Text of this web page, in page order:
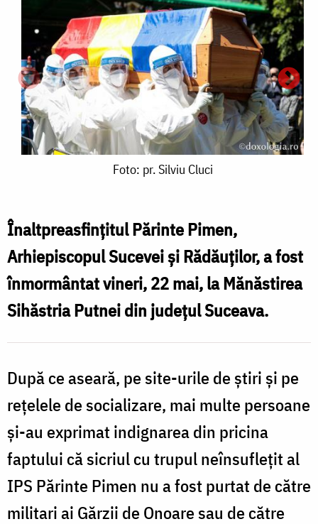
Cluci
Foto: pr. Silviu Cluci
Înaltpreasfințitul Părinte Pimen,
Arhiepiscopul Sucevei și Rădăuților, a fost
înmormântat vineri, 22 mai, la Mănăstirea
Sihăstria Putnei din județul Suceava.
După ce aseară, pe site-urile de știri și pe
rețelele de socializare, mai multe persoane
și-au exprimat indignarea din pricina
faptului că sicriul cu trupul neînsuflețit al
IPS Părinte Pimen nu a fost purtat de către
militari ai Gărzii de Onoare sau de către